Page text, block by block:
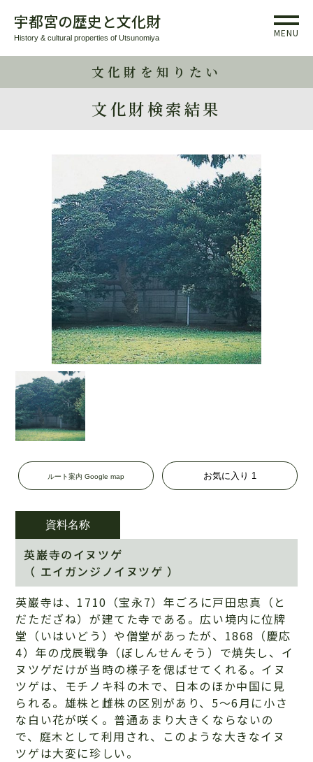
宇都宮の歴史と文化財
History & cultural properties of Utsunomiya MENU
文化財を知りたい
文化財検索結果
ルート案内 Google map
資料名称
英巌寺のイヌツゲ
（ エイガンジノイヌツゲ ）
英巌寺は、1710（宝永7）年ごろに戸田忠真（と
だただざね）が建てた寺である。広い境内に位牌
堂（いはいどう）や僧堂があったが、1868（慶応
4）年の戊辰戦争（ぼしんせんそう）で焼失し、イ
ヌツゲだけが当時の様子を偲ばせてくれる。イヌ
ツゲは、モチノキ科の木で、日本のほか中国に見
られる。雄株と雌株の区別があり、5～6月に小さ
な白い花が咲く。普通あまり大きくならないの
で、庭木として利用され、このような大きなイヌ
ツゲは大変に珍しい。
お気に入り 1